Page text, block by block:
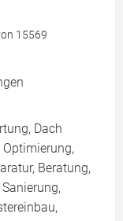
15569
Dach
Beratung,